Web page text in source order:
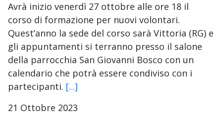
Avrà inizio venerdì 27 ottobre alle ore 18 il
corso di formazione per nuovi volontari.
Quest’anno la sede del corso sarà Vittoria (RG) e
gli appuntamenti si terranno presso il salone
della parrocchia San Giovanni Bosco con un
calendario che potrà essere condiviso con i
partecipanti. [...]
21 Ottobre 2023